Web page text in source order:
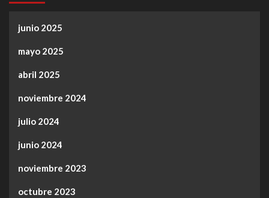
junio 2025
mayo 2025
abril 2025
noviembre 2024
julio 2024
junio 2024
noviembre 2023
octubre 2023